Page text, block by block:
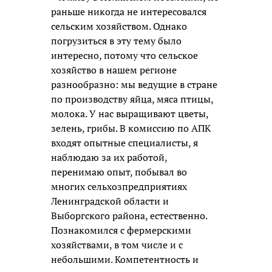
раньше никогда не интересовался
сельским хозяйством. Однако
погрузиться в эту тему было
интересно, потому что сельское
хозяйство в нашем регионе
разнообразно: мы ведущие в стране
по производству яйца, мяса птицы,
молока. У нас выращивают цветы,
зелень, грибы. В комиссию по АПК
входят опытные специалисты, я
наблюдаю за их работой,
перенимаю опыт, побывал во
многих сельхозпредприятиях
Ленинградской области и
Выборгского района, естественно.
Познакомился с фермерскими
хозяйствами, в том числе и с
небольшими. Компетентность и